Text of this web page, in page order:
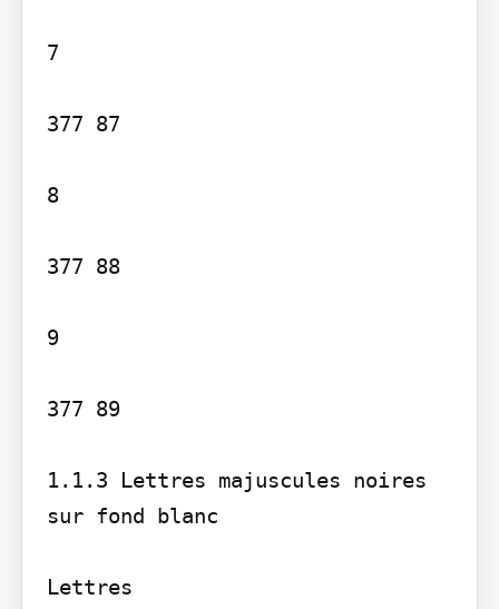
7
377 87
8
377 88
9
377 89
1.1.3 Lettres majuscules noires
sur fond blanc
Lettres